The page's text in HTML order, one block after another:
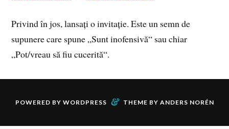
Privind în jos, lansați o invitație. Este un semn de
supunere care spune „Sunt inofensivă“ sau chiar
„Pot/vreau să fiu cucerită“.
POWERED BY WORDPRESS & THEME BY ANDERS NORÉN